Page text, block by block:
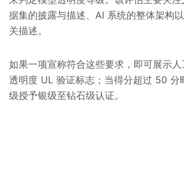
据集的披露与描述、AI 系统的整体架构
关描述。
如果一项宣称符合这些要求，即可展示
透明度 UL 验证标志；当得分超过 50 分
级授予银级至钻石级认证。